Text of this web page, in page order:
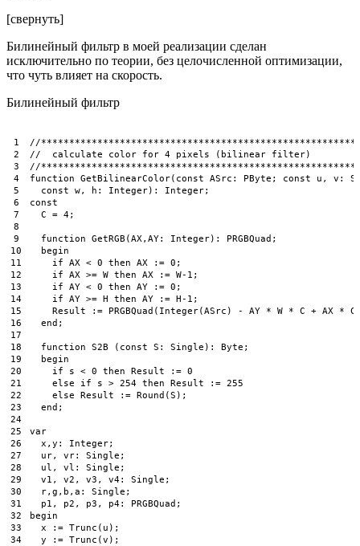
[свернуть]
Билинейный фильтр в моей реализации сделан
исключительно по теории, без целочисленной оптимизации,
что чуть влияет на скорость.
Билинейный фильтр
1
2
3
4
5
6
7
8
9
10
11
12
13
14
15
16
17
18
19
20
21
22
23
24
25
26
27
28
29
30
31
32
33
34
//
//  calculate color for 4 pixels (bilinear filter)
//
function
GetBilinearColor( const ASrc : PByte ; const u , v :
const
w, h : Integer) : Integer;
const
C
= 4;
function GetRGB (AX, AY: Integer) : PRGBQuad ;
begin
if
AX < 0 then AX : = 0 ;
if
AX >= W then AX : = W- 1 ;
if
AY < 0 then AY : = 0 ;
if
AY >= H then AY : = H- 1 ;
Result
: = PRGBQuad ( Integer(ASrc ) - AY * W * C + AX * C
end ;
function S2B ( const S : Single ) : Byte ;
begin
if
s < 0 then Result : = 0
else
if s > 254 then Result : = 255
else
Result : = Round (S ) ;
end ;
var
x , y : Integer;
ur, vr: Single ;
ul , vl : Single ;
v1 , v2 , v3 , v4: Single ;
r, g , b , a : Single ;
p1 , p2 , p3 , p4: PRGBQuad ;
begin
x
: = Trunc ( u ) ;
y
: = Trunc (v ) ;